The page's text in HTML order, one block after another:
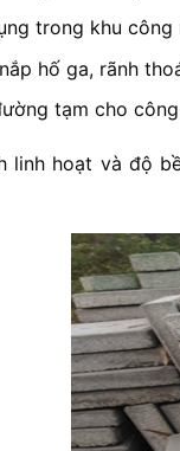
trong khu công
hố ga, rãnh
tạm cho
linh hoạt và độ